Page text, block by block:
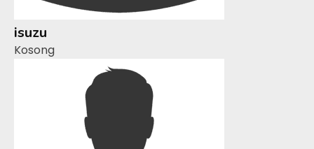
isuzu
Kosong